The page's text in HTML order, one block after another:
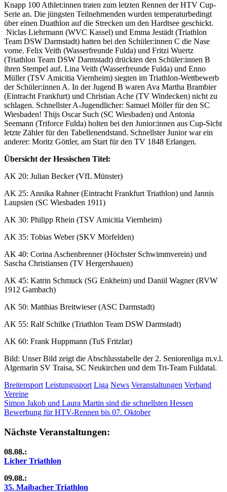
Knapp 100 Athlet:innen traten zum letzten Rennen der HTV Cup-
Serie an. Die jüngsten Teilnehmenden wurden temperaturbedingt
über einen Duathlon auf die Strecken um den Hardtsee geschickt.
Niclas Liehrmann (WVC Kassel) und Emma Jestädt (Triathlon
Team DSW Darmstadt) hatten bei den Schüler:innen C die Nase
vorne. Felix Veith (Wasserfreunde Fulda) und Fritzi Wuertz
(Triathlon Team DSW Darmstadt) drückten den Schüler:innen B
ihren Stempel auf. Lina Veith (Wasserfreunde Fulda) und Enno
Müller (TSV Amicitia Viernheim) siegten im Triathlon-Wettbewerb
der Schüler:innen A. In der Jugend B waren Ava Martha Brambier
(Eintracht Frankfurt) und Christian Ache (TV Windecken) nicht zu
schlagen. Schnellster A-Jugendlicher: Samuel Möller für den SC
Wiesbaden! Thijs Oscar Such (SC Wiesbaden) und Antonia
Seemann (Triforce Fulda) holten bei den Junior:innen aus Cup-Sicht
letzte Zähler für den Tabellenendstand. Schnellster Junior war ein
anderer: Moritz Göttler, am Start für den TV 1848 Erlangen.
Übersicht der Hessischen Titel:
AK 20: Julian Becker (VfL Münster)
AK 25: Annika Rahner (Eintracht Frankfurt Triathlon) und Jannis
Laupsien (SC Wiesbaden 1911)
AK 30: Philipp Rhein (TSV Amicitia Viernheim)
AK 35: Tobias Weber (SKV Mörfelden)
AK 40: Corina Aschenbrenner (Höchster Schwimmverein) und
Sascha Christiansen (TV Hergershauen)
AK 45: Katrin Schmuck (SG Enkheim) und Daniil Wagner (RVW
1912 Gambach)
AK 50: Matthias Breitwieser (ASC Darmstadt)
AK 55: Ralf Schilke (Triathlon Team DSW Darmstadt)
AK 60: Frank Huppmann (TuS Fritzlar)
Bild: Unser Bild zeigt die Abschlusstabelle der 2. Seniorenliga m.v.l.
Algemarin SV Traisa, SC Neukirchen und dem Tri-Team Fuldatal.
Breitensport Leistungssport Liga News Veranstaltungen Verband
Vereine
Beitragsnavigation
Vorheriger
Beitrag:
Simon Jakob und Laura Martin sind die schnellsten Hessen
Nächster
Bewerbung für HTV-Rennen bis 07. Oktober
Nächste Veranstaltungen:
08.08.:
Licher Triathlon
09.08.:
35. Maibacher Triathlon